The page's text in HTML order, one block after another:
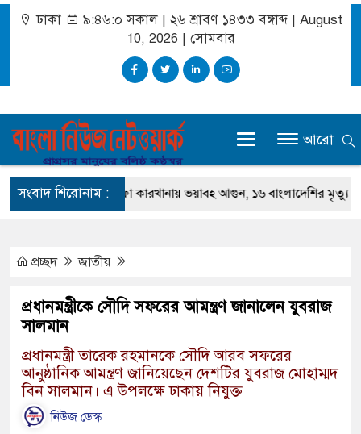
ঢাকা ৯:৪৬:১ সকাল| ২৬ শ্রাবণ ১৪৩৩ বঙ্গাব্দ | August
10, 2026 | সোমবার
আরো
সংবাদ শিরোনাম :
সৌদি আরবে সোফা কারখানায় ভয়াবহ আগুন, ১৬ বাংলাদেশির মৃত্যু
প্রচ্ছদ জাতীয়
প্রধানমন্ত্রীকে সৌদি সফরের আমন্ত্রণ জানালেন যুবরাজ
সালমান
প্রধানমন্ত্রী তারেক রহমানকে সৌদি আরব সফরের
আনুষ্ঠানিক আমন্ত্রণ জানিয়েছেন দেশটির যুবরাজ মোহাম্মদ
বিন সালমান। এ উপলক্ষে ঢাকায় নিযুক্ত
নিউজ ডেস্ক